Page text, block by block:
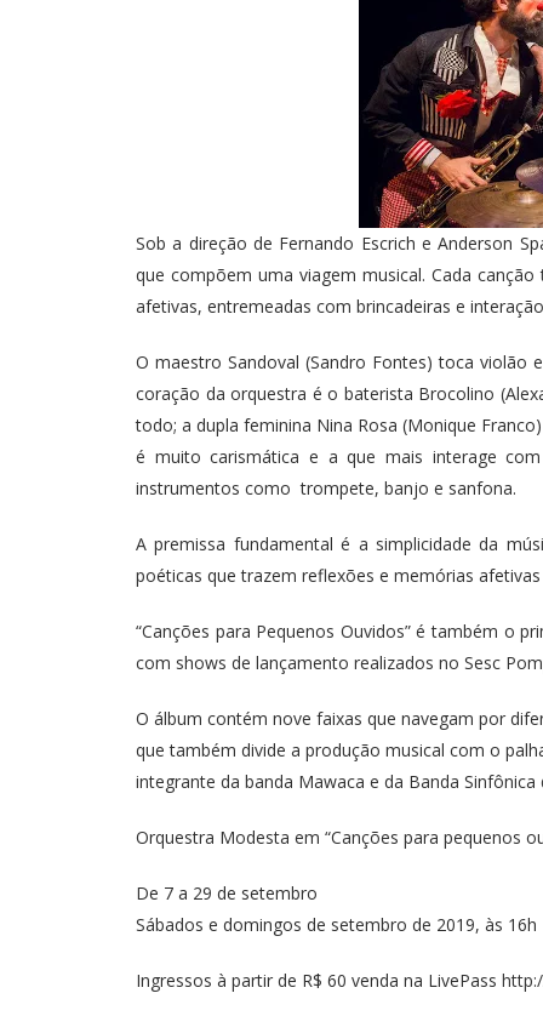
Sob a direção de Fernando Escrich e Anderson
que compõem uma viagem musical. Cada
afetivas, entremeadas com brincadeiras e
O maestro Sandoval (Sandro Fontes) toca
coração da orquestra é o baterista Brocolino
todo; a dupla feminina Nina Rosa (Monique
é muito carismática e a que mais interage
instrumentos como trompete, banjo e sanfona.
A premissa fundamental é a simplicidade da
poéticas que trazem reflexões e memórias
“Canções para Pequenos Ouvidos” é também o
com shows de lançamento realizados no Sesc
O álbum contém nove faixas que navegam por
que também divide a produção musical com o
integrante da banda Mawaca e da Banda Sinfônica
Orquestra Modesta em “Canções para pequenos
De 7 a 29 de setembro
Sábados e domingos de setembro de 2019, às 16h
Ingressos à partir de R$ 60 venda na LivePass